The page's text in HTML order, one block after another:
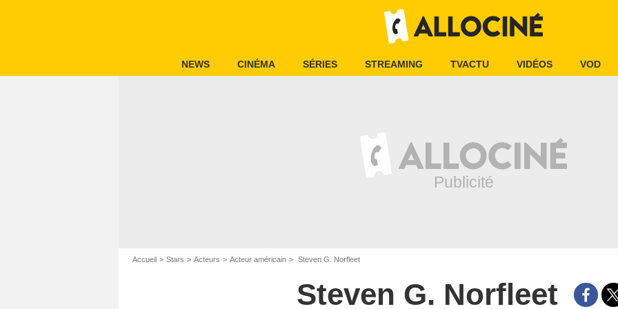
NEWS CINÉMA SÉRIES STREAMING TVACTU VIDÉOS VOD
Accueil Stars Acteurs Acteur américain Steven G. Norfleet
Steven G. Norfleet